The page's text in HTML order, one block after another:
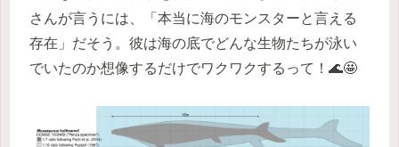
さんが言うには、「本当に海のモンスターと言える
存在」だそう。彼は海の底でどんな生物たちが泳い
でいたのか想像するだけでワクワクするって！🌊🤩